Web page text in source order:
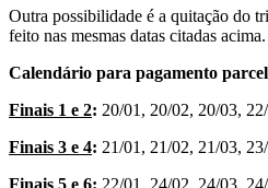
Outra possibilidade é a quitação do
feito nas mesmas datas citadas acima.
Calendário para pagamento
Finais 1 e 2: 20/01, 20/02, 20/03,
Finais 3 e 4: 21/01, 21/02, 21/03,
Finais 5 e 6: 22/01, 24/02, 24/03,